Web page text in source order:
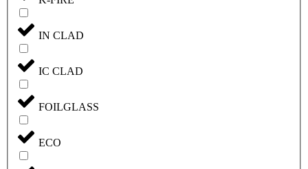
IN CLAD
IC CLAD
FOILGLASS
ECO